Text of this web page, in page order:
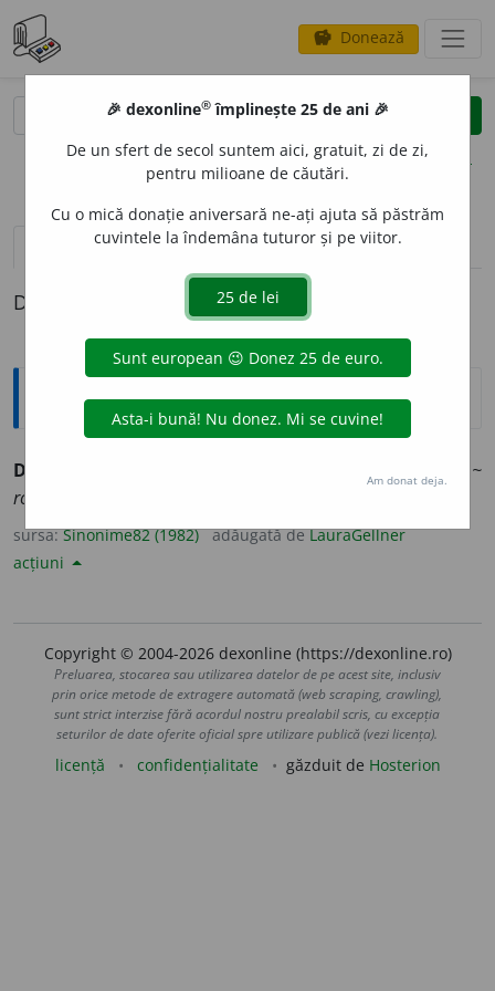
savings Donează
clear
opțiuni
definiții (1) pronunțievolume_up (21)
Definiția cu ID-ul 985447:
Sinonime
DRAMATURG
(A îmbogățit ~
românească.)
sursa:Sinonime82 (1982) adăugată deLauraGellner
acțiuni
Copyright © 2004-2026 dexonline (https://dexonline.ro)
Preluarea, stocarea sau utilizarea datelor de pe acest site, inclusiv
prin orice metode de extragere automată (web scraping, crawling),
sunt strict interzise fără acordul nostru prealabil scris, cu excepția
seturilor de date oferite oficial spre utilizare publică (vezi licența).
licență confidențialitate găzduit de Hosterion
🎉 dexonline® împlinește 25 de ani 🎉
De un sfert de secol suntem aici, gratuit, zi de zi,
pentru milioane de căutări.
Cu o mică donație aniversară ne-ați ajuta să păstrăm
cuvintele la îndemâna tuturor și pe viitor.
Am donat deja.